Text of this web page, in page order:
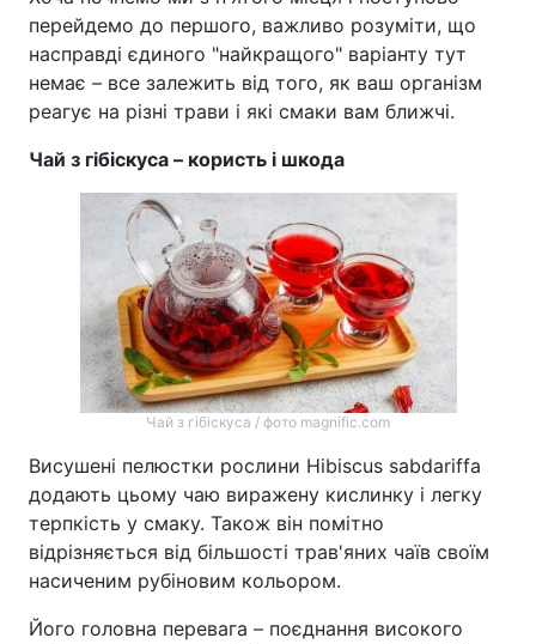
перейдемо до першого, важливо розуміти, що
насправді єдиного "найкращого" варіанту тут
немає – все залежить від того, як ваш організм
реагує на різні трави і які смаки вам ближчі.
Чай з гібіскуса – користь і шкода
Чай з гібіскуса / фото magnific.com
Висушені пелюстки рослини Hibiscus sabdariffa
додають цьому чаю виражену кислинку і легку
терпкість у смаку. Також він помітно
відрізняється від більшості трав'яних чаїв своїм
насиченим рубіновим кольором.
Його головна перевага – поєднання високого